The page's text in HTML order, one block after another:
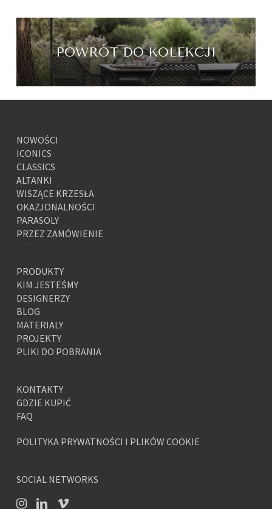
POWRÓT DO KOLEKCJI
NOWOŚCI
ICONICS
CLASSICS
ALTANKI
WISZĄCE KRZESŁA
OKAZJONALNOŚCI
PARASOLY
PRZEZ ZAMÓWIENIE
PRODUKTY
KIM JESTEŚMY
DESIGNERZY
BLOG
MATERIALY
PROJEKTY
PLIKI DO POBRANIA
KONTAKTY
GDZIE KUPIĆ
FAQ
POLITYKA PRYWATNOŚCI I PLIKÓW COOKIE
SOCIAL NETWORKS